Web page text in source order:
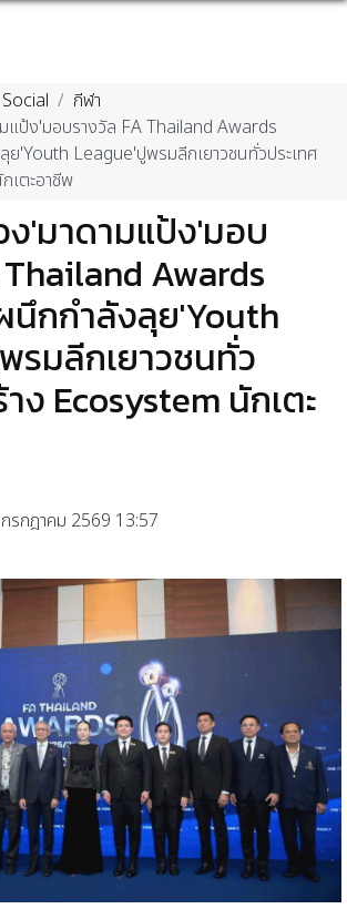
Social
กีฬา
แป้ง'มอบรางวัล FA Thailand Awards
'Youth League'ปูพรมลีกเยาวชนทั่วประเทศ
เตะอาชีพ
'มาดามแป้ง'มอบ
Awards
นึกกำลังลุย'Youth
รมลีกเยาวชนทั่ว
ง Ecosystem นักเตะ
รกฎาคม 2569 13:57